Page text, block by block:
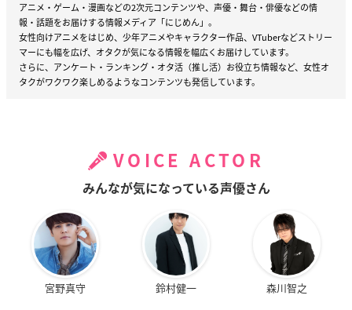
アニメ・ゲーム・漫画などの2次元コンテンツや、声優・舞台・俳優などの情
報・話題をお届けする情報メディア「にじめん」。
女性向けアニメをはじめ、少年アニメやキャラクター作品、VTuberなどストリー
マーにも幅を広げ、オタクが気になる情報を幅広くお届けしています。
さらに、アンケート・ランキング・オタ活（推し活）お役立ち情報など、女性オ
タクがワクワク楽しめるようなコンテンツも発信しています。
VOICE ACTOR
みんなが気になっている声優さん
宮野真守 鈴村健一 森川智之